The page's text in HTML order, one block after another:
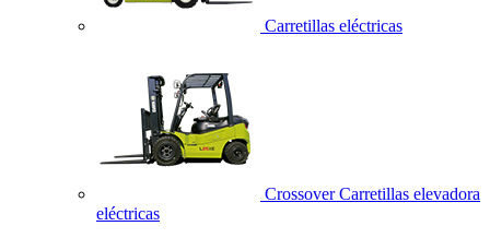
Carretillas eléctricas
Crossover Carretillas elevadora
eléctricas